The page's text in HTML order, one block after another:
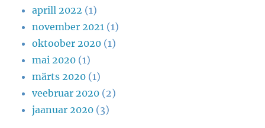
aprill 2022 (1)
november 2021 (1)
oktoober 2020 (1)
mai 2020 (1)
märts 2020 (1)
veebruar 2020 (2)
jaanuar 2020 (3)